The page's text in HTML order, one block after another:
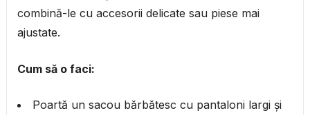
combină-le cu accesorii delicate sau piese mai
ajustate.
Cum să o faci:
Poartă un sacou bărbătesc cu pantaloni largi și